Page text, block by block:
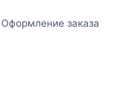
Оформление заказа